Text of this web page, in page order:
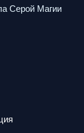
Серой Магии